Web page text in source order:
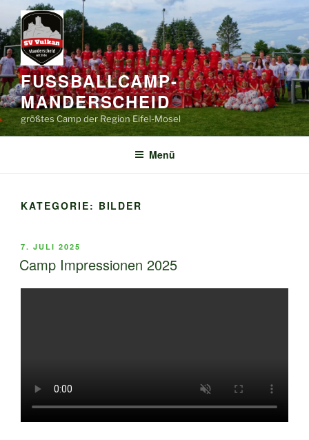
Zum
Inhalt
springen
FUSSBALLCAMP-
MANDERSCHEID
größtes Camp der Region Eifel-Mosel
Menü
KATEGORIE: BILDER
VERÖFFENTLICHT
AM
7. JULI 2025
Camp Impressionen 2025